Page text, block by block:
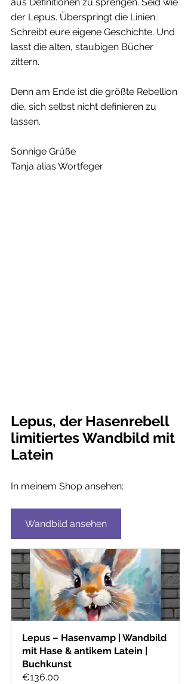
aus Definitionen zu sprengen. Seid wie
der Lepus. Überspringt die Linien.
Schreibt eure eigene Geschichte. Und
lasst die alten, staubigen Bücher
zittern.
Denn am Ende ist die größte Rebellion
die, sich selbst nicht definieren zu
lassen.
Sonnige Grüße
Tanja alias Wortfeger
Lepus, der Hasenrebell
limitiertes Wandbild mit
Latein
In meinem Shop ansehen:
Wandbild ansehen
Lepus – Hasenvamp | Wandbild
mit Hase & antikem Latein |
Buchkunst
€136.00